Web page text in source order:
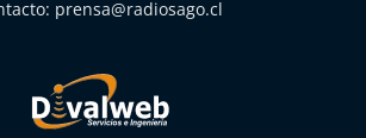
prensa@radiosago.cl